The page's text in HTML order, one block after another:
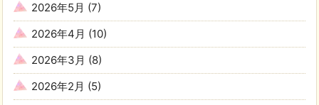
2026年5月 (7)
2026年4月 (10)
2026年3月 (8)
2026年2月 (5)